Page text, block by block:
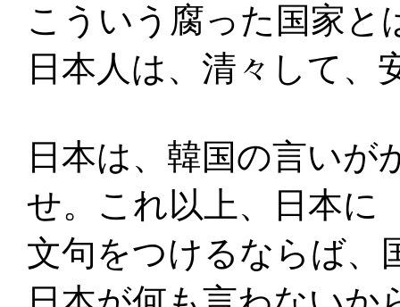
こういう腐った国家と
日本人は、清々して、
日本は、韓国の言いが
せ。これ以上、日本に
文句をつけるならば、